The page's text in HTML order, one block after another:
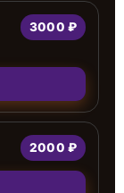
3000 ₽
2000 ₽